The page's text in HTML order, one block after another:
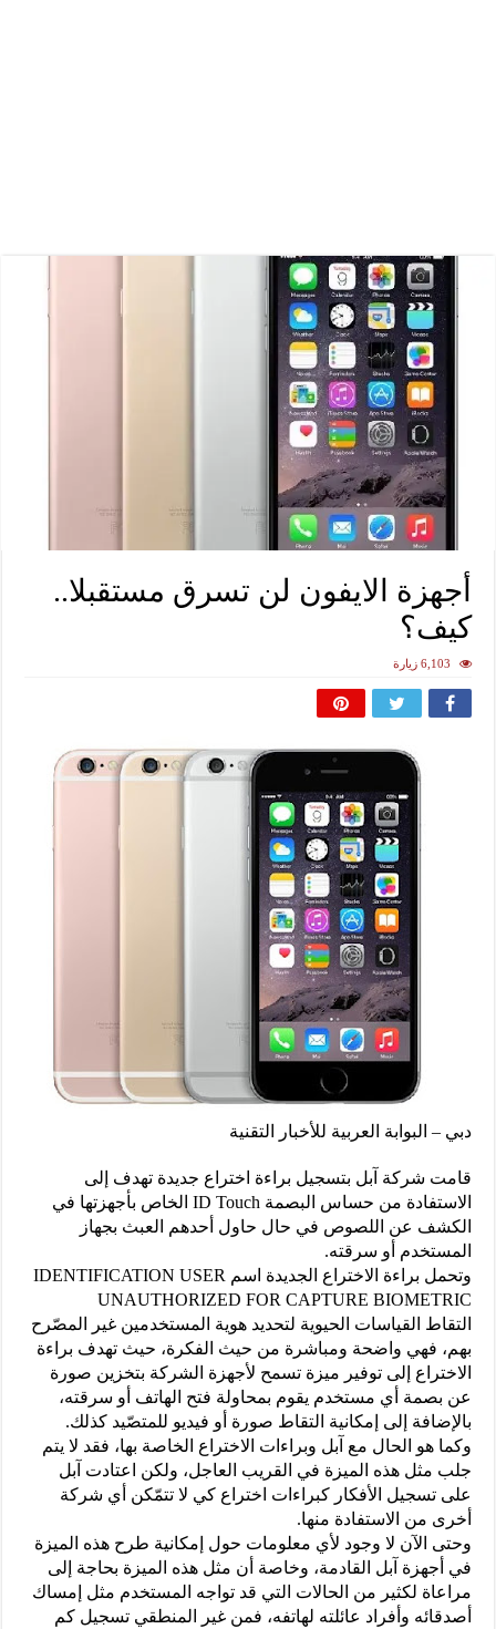
أجهزة الايفون لن تسرق مستقبلا..
كيف؟
6,103 زيارة
دبي – البوابة العربية للأخبار التقنية
قامت شركة آبل بتسجيل براءة اختراع جديدة تهدف إلى
الاستفادة من حساس البصمة ID Touch الخاص بأجهزتها في
الكشف عن اللصوص في حال حاول أحدهم العبث بجهاز
المستخدم أو سرقته.
وتحمل براءة الاختراع الجديدة اسم IDENTIFICATION USER
UNAUTHORIZED FOR CAPTURE BIOMETRIC
التقاط القياسات الحيوية لتحديد هوية المستخدمين غير المصّرح
بهم، فهي واضحة ومباشرة من حيث الفكرة، حيث تهدف براءة
الاختراع إلى توفير ميزة تسمح لأجهزة الشركة بتخزين صورة
عن بصمة أي مستخدم يقوم بمحاولة فتح الهاتف أو سرقته،
بالإضافة إلى إمكانية التقاط صورة أو فيديو للمتصّيد كذلك.
وكما هو الحال مع آبل وبراءات الاختراع الخاصة بها، فقد لا يتم
جلب مثل هذه الميزة في القريب العاجل، ولكن اعتادت آبل
على تسجيل الأفكار كبراءات اختراع كي لا تتمّكن أي شركة
أخرى من الاستفادة منها.
وحتى الآن لا وجود لأي معلومات حول إمكانية طرح هذه الميزة
في أجهزة آبل القادمة، وخاصة أن مثل هذه الميزة بحاجة إلى
مراعاة لكثير من الحالات التي قد تواجه المستخدم مثل إمساك
أصدقائه وأفراد عائلته لهاتفه، فمن غير المنطقي تسجيل كم